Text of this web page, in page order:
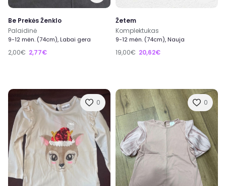
Be Prekės Ženklo
Palaidinė
9-12 mėn. (74cm), Labai gera
2,00€ 2,77€
Žetem
Komplektukas
9-12 mėn. (74cm), Nauja
19,00€ 20,62€
0 0